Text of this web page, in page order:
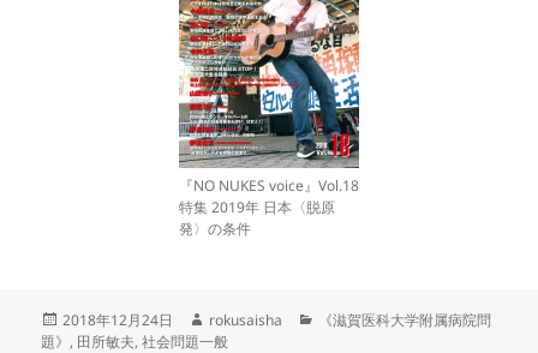
『NO NUKES voice』Vol.18
特集 2019年 日本〈脱原
発〉の条件
投
稿
2018年12月24日
作
成
rokusaisha
カ《滋賀医科大学附属病院問
題》 , 田所敏夫,社会問題一般